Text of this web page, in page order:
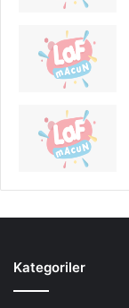
Kategoriler